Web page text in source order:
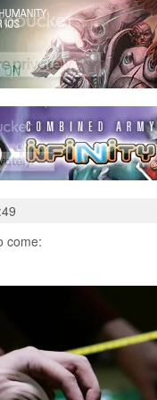
come: